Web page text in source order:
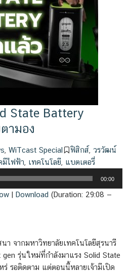
State Battery
ามอง
WiTcast Special ฟิสิกส์ วรวัฒน์
มีไฟฟ้า เทคโนโลยี แบตเตอรี่
00:00
| Download (Duration: 29:08 —
จากมหาวิทยาลัยเทคโนโลยีสุรนารี
gen รุ่นใหม่ที่กำลังมาแรง Solid State
ร่ รอติดตาม แต่ตอนนี้หลายเจ้ามีเปิด